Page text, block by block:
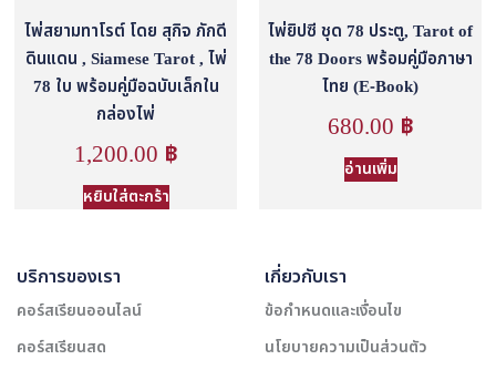
ไพ่สยามทาโรต์ โดย สุกิจ ภักดี
ดินแดน , Siamese Tarot , ไพ่
78 ใบ พร้อมคู่มือฉบับเล็กใน
กล่องไพ่
1,200.00 ฿
หยิบใส่ตะกร้า
ไพ่ยิปซี ชุด 78 ประตู, Tarot of
the 78 Doors พร้อมคู่มือภาษา
ไทย (E-Book)
680.00 ฿
อ่านเพิ่ม
บริการของเรา
คอร์สเรียนออนไลน์
คอร์สเรียนสด
เกี่ยวกับเรา
ข้อกำหนดและเงื่อนไข
นโยบายความเป็นส่วนตัว